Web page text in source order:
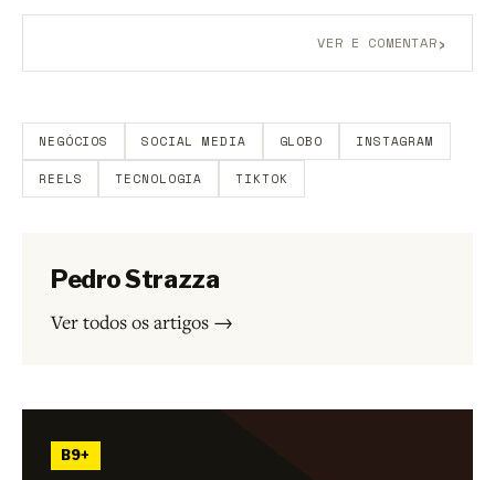
VER E COMENTAR›
NEGÓCIOS SOCIAL MEDIA GLOBO INSTAGRAM
REELS TECNOLOGIA TIKTOK
Pedro Strazza
Ver todos os artigos →
B9+